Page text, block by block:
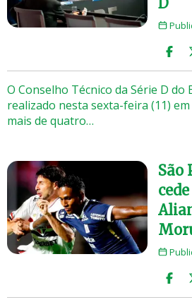
O Conselho Técnico da Série D
realizado nesta sexta-feira (11)
mais de quatro…
São